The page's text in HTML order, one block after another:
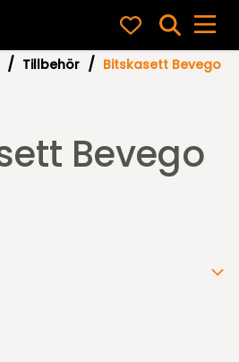
Tillbehör Bitskasett Bevego
Bevego